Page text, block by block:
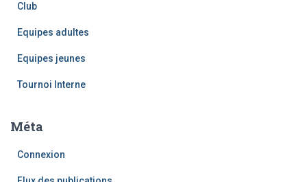
Club
Equipes adultes
Equipes jeunes
Tournoi Interne
Méta
Connexion